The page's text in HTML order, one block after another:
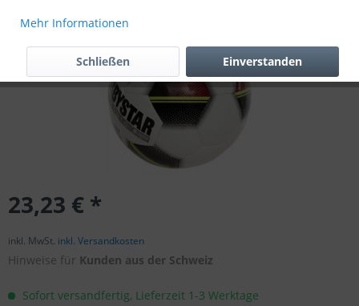
23,23 € *
inkl. MwSt. inkl. Versandkosten
Hinweise für Kunden aus der Schweiz
Sofort versandfertig, Lieferzeit 1-3 Werktage
Mehr Informationen
Einverstanden
Schließen